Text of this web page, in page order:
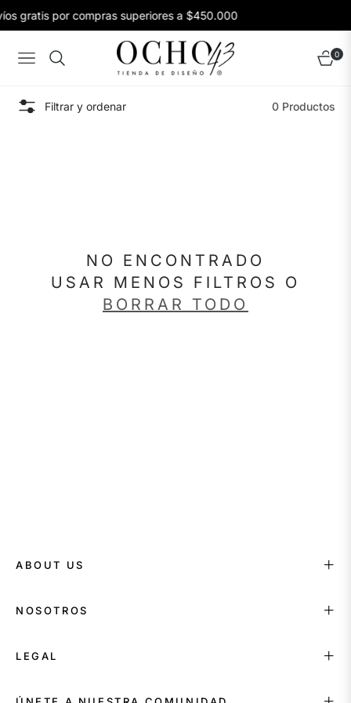
gratis por compras superiores a $450.000
Navigation Carrito
0
Filtrar y ordenar 0 Productos
NO ENCONTRADO
USAR MENOS FILTROS O
BORRAR TODO
ABOUT US
NOSOTROS
LEGAL